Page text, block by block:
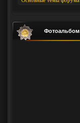
Фотоальбом